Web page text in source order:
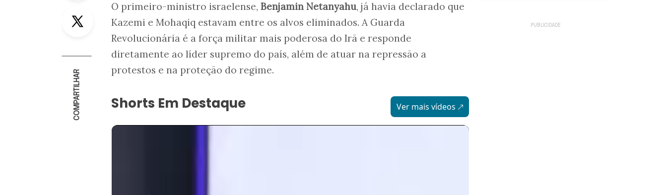
Twitter
COMPARTILHAR
O primeiro-ministro israelense, Benjamin Netanyahu, já havia declarado que
Kazemi e Mohaqiq estavam entre os alvos eliminados. A Guarda
Revolucionária é a força militar mais poderosa do Irã e responde
diretamente ao líder supremo do país, além de atuar na repressão a
protestos e na proteção do regime.
Shorts Em Destaque Ver mais vídeos